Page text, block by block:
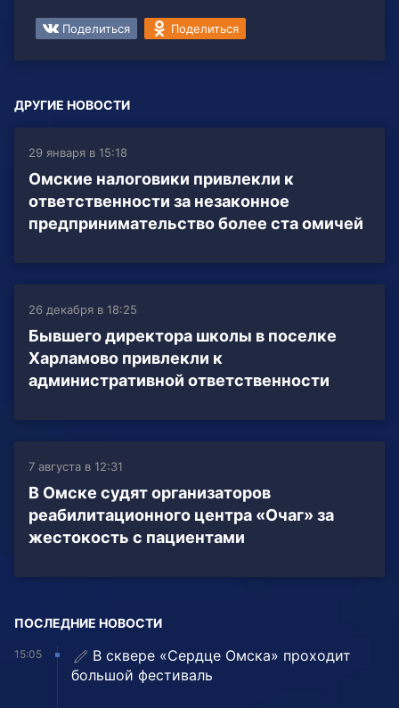
Поделиться Поделиться
ДРУГИЕ НОВОСТИ
29 января в 15:18
Омские налоговики привлекли к
ответственности за незаконное
предпринимательство более ста омичей
26 декабря в 18:25
Бывшего директора школы в поселке
Харламово привлекли к
административной ответственности
7 августа в 12:31
В Омске судят организаторов
реабилитационного центра «Очаг» за
жестокость с пациентами
ПОСЛЕДНИЕ НОВОСТИ
15:05
В сквере «Сердце Омска» проходит
большой фестиваль